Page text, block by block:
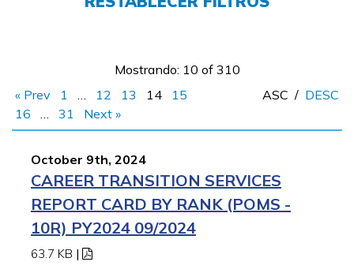
Mostrando: 10 of 310
« Prev
1 … 12 13 14
15
16
… 31 Next »
ASC / DESC
October 9th, 2024
CAREER TRANSITION SERVICES
REPORT CARD BY RANK (POMS -
10R) PY2024 09/2024
63.7 KB |